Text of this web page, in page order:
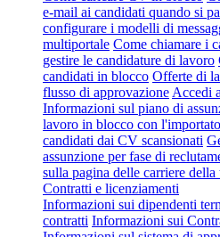
e-mail ai candidati quando si
configurare i modelli di
multiportale Come chiamare i
gestire le candidature di lavoro
candidati in blocco Offerte di
flusso di approvazione Accedi
Informazioni sul piano di
lavoro in blocco con
candidati dai CV scansionati
assunzione per fase di
sulla pagina delle carriere della
Contratti e licenziamenti
Informazioni sui dipendenti
contratti Informazioni sui